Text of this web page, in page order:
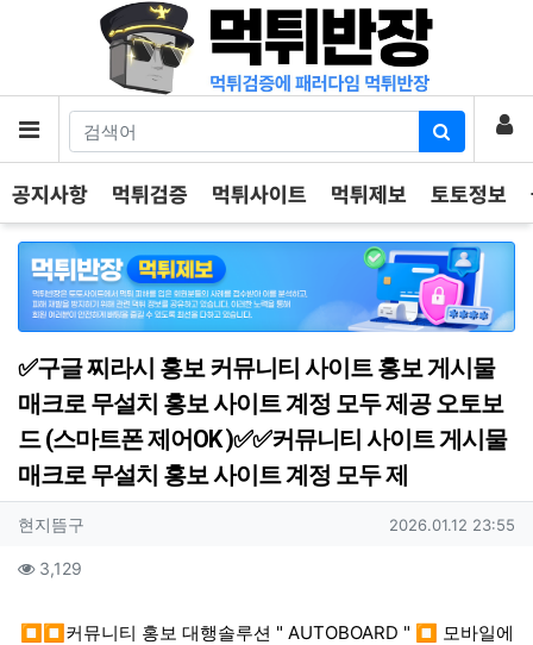
메뉴 로
공지사항 먹튀검증 먹튀사이트 먹튀제보 토토정보
✅구글 찌라시 홍보 커뮤니티 사이트 홍보 게시물
매크로 무설치 홍보 사이트 계정 모두 제공 오토보
드 (스마트폰 제어OK )✅✅커뮤니티 사이트 게시물
매크로 무설치 홍보 사이트 계정 모두 제
작성자 정보
현지뜸구 작성일
2026.01.12 23:55
컨텐츠 정보
3,129
⏹⏹커뮤니티 홍보 대행솔루션 " AUTOBOARD " ⏹ 모바일에